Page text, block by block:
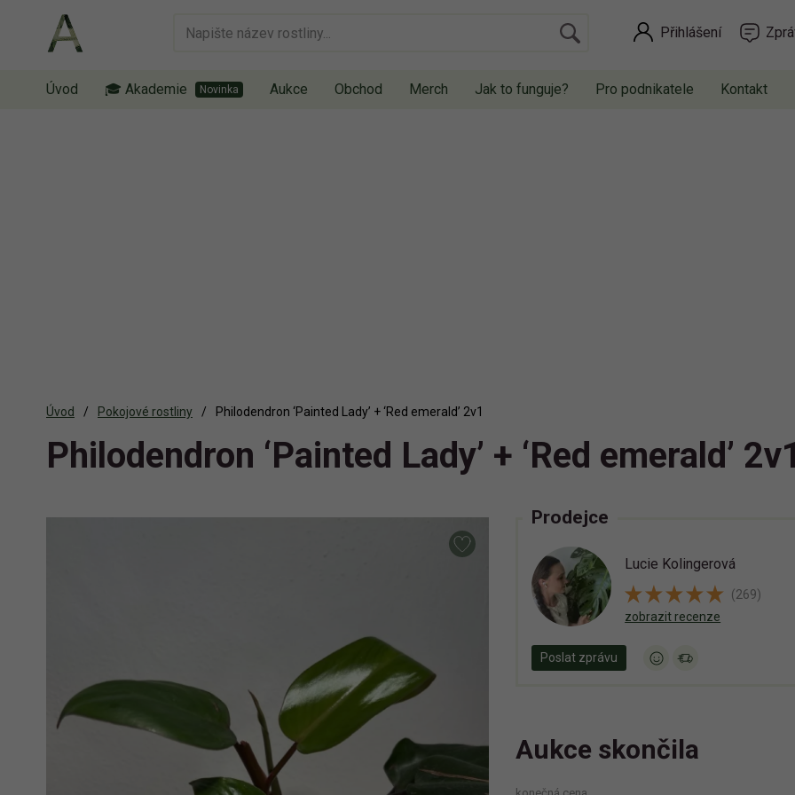
Přihlášení
Úvod 🎓 Akademie Aukce Obchod Merch Jak to funguje? Pro podnikatele Kontakt
Úvod Pokojové rostliny Philodendron ‘Painted Lady’ + ‘Red emerald’ 2v1
Philodendron ‘Painted Lady’ + ‘Red emerald’
Prodejce
Lucie Kolingerová
(269)
zobrazit recenze
Poslat zprávu
Aukce skončila